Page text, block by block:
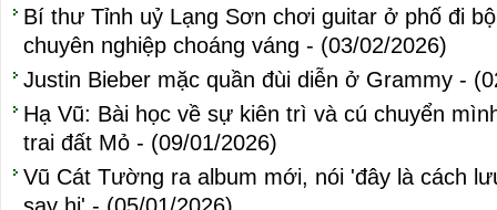
Bí thư Tỉnh uỷ Lạng Sơn chơi guitar ở phố đi
chuyên nghiệp choáng váng - (03/02/2026)
Justin Bieber mặc quần đùi diễn ở Grammy -
Hạ Vũ: Bài học về sự kiên trì và cú chuyển
trai đất Mỏ - (09/01/2026)
Vũ Cát Tường ra album mới, nói 'đây là cách